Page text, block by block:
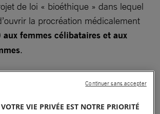
de loi « bioéthique » dans lequel
la procréation médicalement
aux femmes célibataires et aux
.
sexuelle des personnes ou
VIE PRIVÉE EST NOTRE PRIORITÉ
Continuer sans accepter